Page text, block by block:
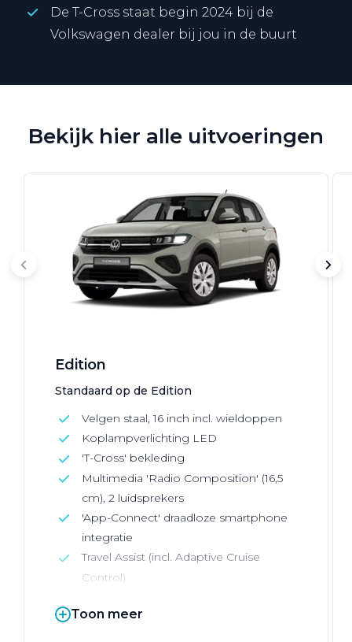
De T-Cross staat begin 2024 bij de
Volkswagen dealer bij jou in de buurt
Bekijk hier alle uitvoeringen
Edition
Standaard op de Edition
Velgen staal, 16 inch incl. wieldoppen
Koplampverlichting LED
'T-Cross' bekleding
Multimedia 'Radio Composition' (16,5
cm), 2 luidsprekers
'App-Connect' draadloze smartphone
integratie
Travel Assist (incl. Adaptive Cruise
Control)
Toon meer